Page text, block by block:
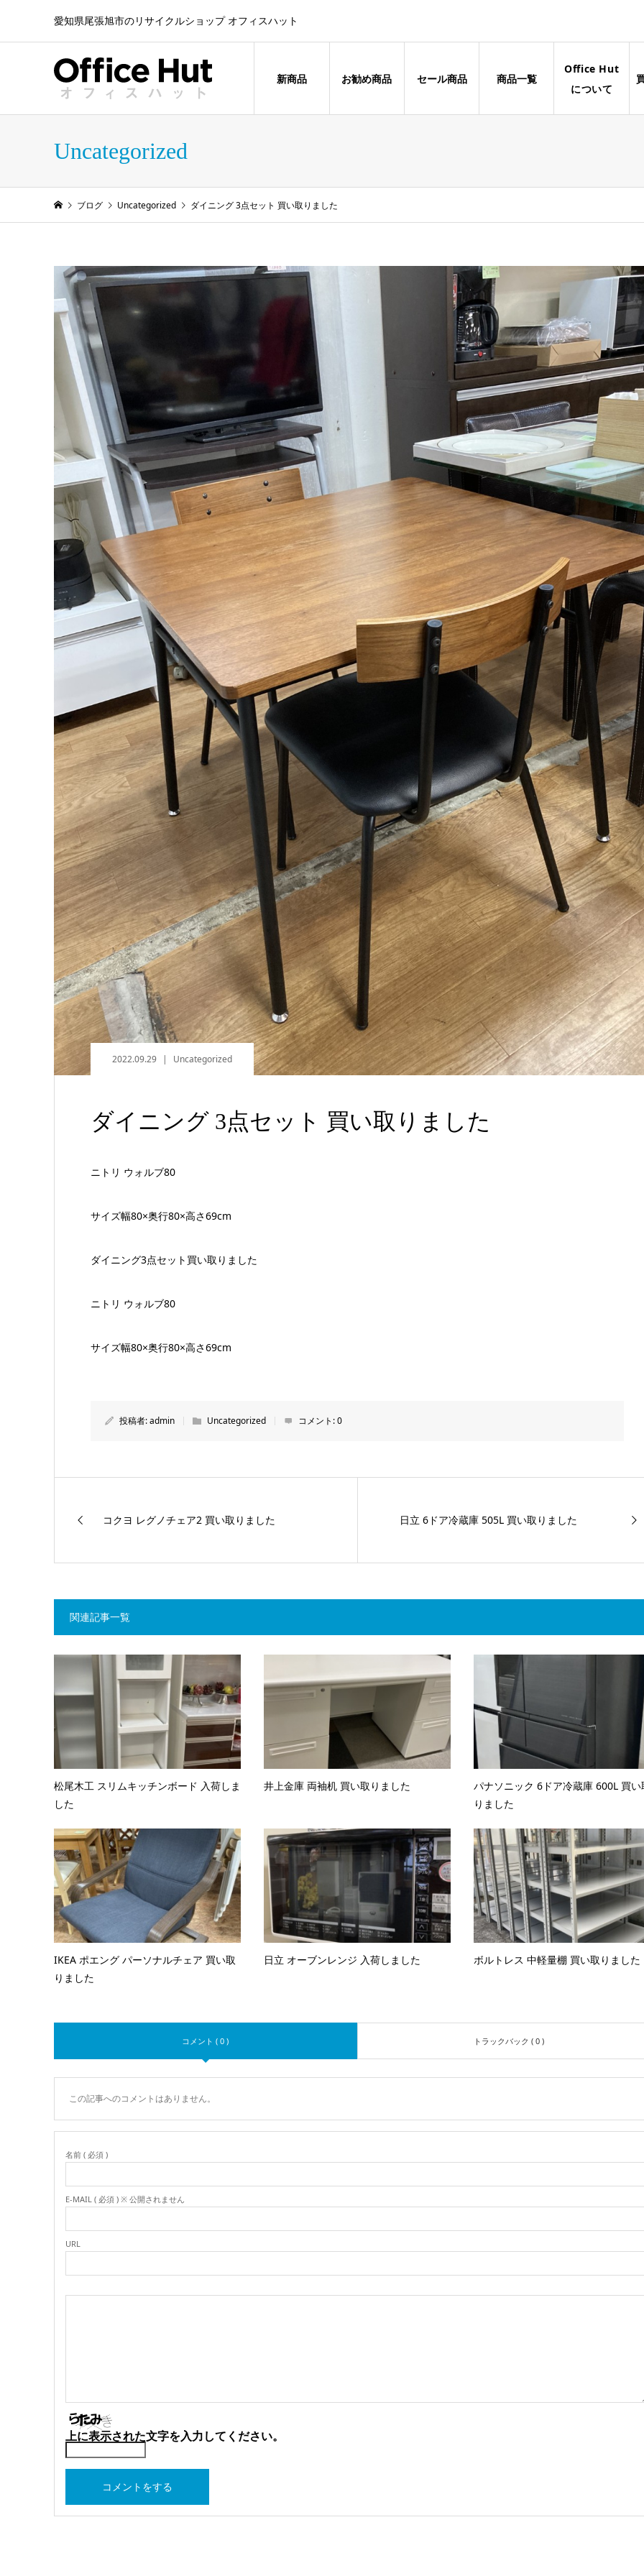
愛知県尾張旭市のリサイクルショップ オフィスハット
新商品 お勧め商品 セール商品 商品一覧
Office Hut
について
Uncategorized
ブログ Uncategorized ダイニング 3点セット 買い取りました
2022.09.29 Uncategorized
ダイニング 3点セット 買い取りました
ニトリ ウォルブ80
サイズ幅80×奥行80×高さ69cm
ダイニング3点セット買い取りました
ニトリ ウォルブ80
サイズ幅80×奥行80×高さ69cm
投稿者:admin Uncategorized コメント:0
コクヨ レグノチェア2 買い取りました 日立 6ドア冷蔵庫 505L 買い取りました
関連記事一覧
松尾木工 スリムキッチンボード 入荷しま
した
井上金庫 両袖机 買い取りました
パナソニック 6ドア冷蔵庫 600L 買い
りました
IKEA ポエング パーソナルチェア 買い取
りました
日立 オーブンレンジ 入荷しました ボルトレス 中軽量棚 買い取りました
コメント ( 0 ) トラックバック ( 0 )
この記事へのコメントはありません。
名前 ( 必須 )
E-MAIL ( 必須 ) ※ 公開されません
URL
上に表示された文字を入力してください。